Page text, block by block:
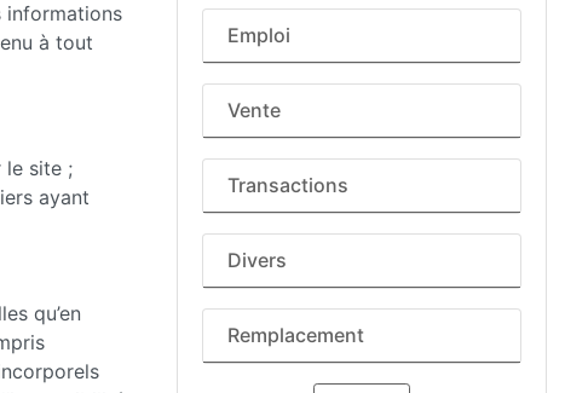
informations
à tout
le site ;
ayant
qu’en
Emploi
Vente
Transactions
Divers
Remplacement